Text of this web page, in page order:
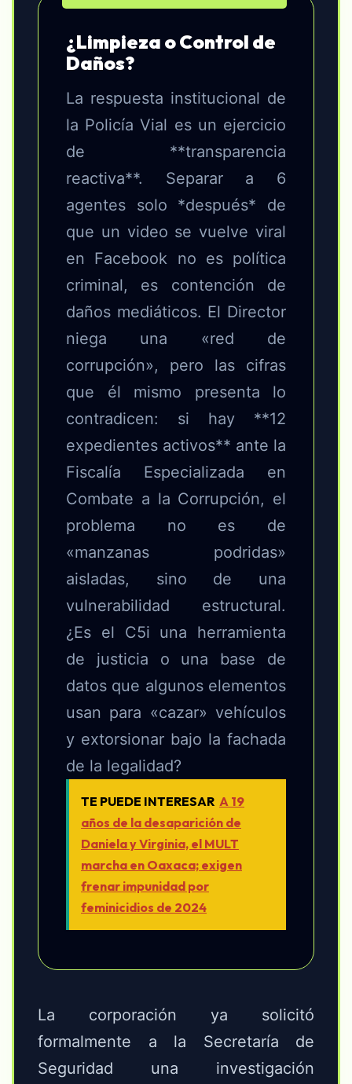
¿Limpieza o Control de
Daños?
La respuesta institucional de
la Policía Vial es un ejercicio
de **transparencia
reactiva**. Separar a 6
agentes solo *después* de
que un video se vuelve viral
en Facebook no es política
criminal, es contención de
daños mediáticos. El Director
niega una «red de
corrupción», pero las cifras
que él mismo presenta lo
contradicen: si hay **12
expedientes activos** ante la
Fiscalía Especializada en
Combate a la Corrupción, el
problema no es de
«manzanas podridas»
aisladas, sino de una
vulnerabilidad estructural.
¿Es el C5i una herramienta
de justicia o una base de
datos que algunos elementos
usan para «cazar» vehículos
y extorsionar bajo la fachada
de la legalidad?
TE PUEDE INTERESAR A 19
años de la desaparición de
Daniela y Virginia, el MULT
marcha en Oaxaca; exigen
frenar impunidad por
feminicidios de 2024
La corporación ya solicitó
formalmente a la Secretaría de
Seguridad una investigación